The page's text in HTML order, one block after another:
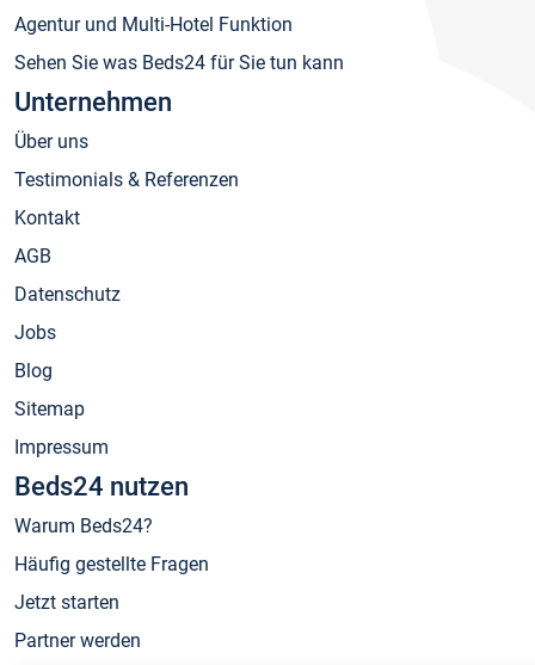
Agentur und Multi-Hotel Funktion
Sehen Sie was Beds24 für Sie tun kann
Unternehmen
Über uns
Testimonials & Referenzen
Kontakt
AGB
Datenschutz
Jobs
Blog
Sitemap
Impressum
Beds24 nutzen
Warum Beds24?
Häufig gestellte Fragen
Jetzt starten
Partner werden